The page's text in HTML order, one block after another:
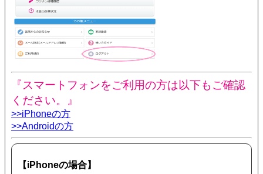
『スマートフォンをご利用の方は以下もご確認
ください。』
>>iPhoneの方
>>Androidの方
【iPhoneの場合】